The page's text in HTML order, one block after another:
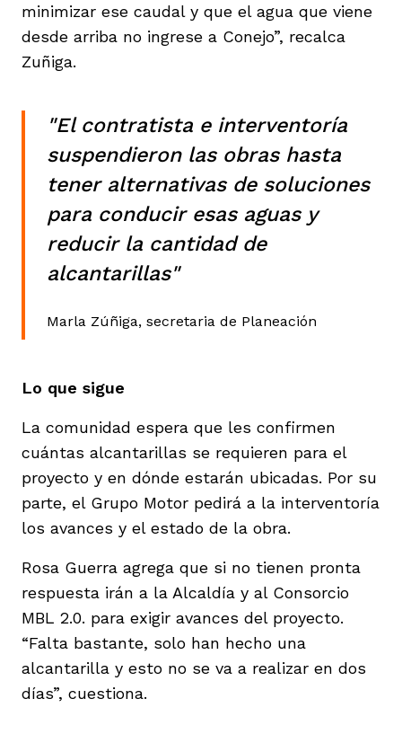
minimizar ese caudal y que el agua que viene
desde arriba no ingrese a Conejo”, recalca
Zuñiga.
"El contratista e interventoría
suspendieron las obras hasta
tener alternativas de soluciones
para conducir esas aguas y
reducir la cantidad de
alcantarillas"
Marla Zúñiga, secretaria de Planeación
Lo que sigue
La comunidad espera que les confirmen
cuántas alcantarillas se requieren para el
proyecto y en dónde estarán ubicadas. Por su
parte, el Grupo Motor pedirá a la interventoría
los avances y el estado de la obra.
Rosa Guerra agrega que si no tienen pronta
respuesta irán a la Alcaldía y al Consorcio
MBL 2.0. para exigir avances del proyecto.
“Falta bastante, solo han hecho una
alcantarilla y esto no se va a realizar en dos
días”, cuestiona.